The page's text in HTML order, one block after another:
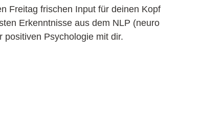
Freitag frischen Input für deinen Kopf
Erkenntnisse aus dem NLP (neuro
positiven Psychologie mit dir.